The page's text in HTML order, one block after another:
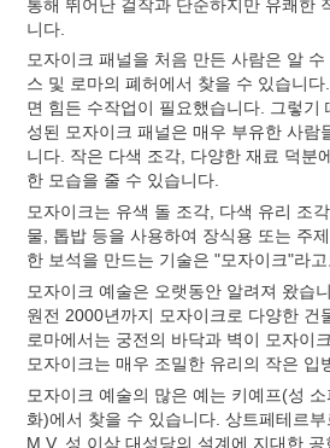
통해 뛰어난 걸작과 단순하지만 유쾌한
니다.
모자이크 패널을 처음 만든 사람은 알
스 및 로마의 폐허에서 찾을 수 있습니
면 힘든 수작업이 필요했습니다. 그렇기
성된 모자이크 패널은 매우 부유한 사람
니다. 작은 다색 조각, 다양한 재료 덕분
한 모습을 줄 수 있습니다.
모자이크는 유색 돌 조각, 다색 유리 조
물, 톱밥 등을 사용하여 장식용 또는 주
한 보석을 만드는 기술은 "모자이크"라고
모자이크 예술은 오랫동안 알려져 왔습
원전 2000년까지 모자이크로 다양한 건
로마에서는 궁전의 바닥과 벽이 모자이
모자이크는 매우 조밀한 유리의 작은 입
모자이크 예술의 많은 예는 키예프(성
화)에서 찾을 수 있습니다. 상트페테르
M.V. 성 이삭 대성당의 설계에 지대한 공